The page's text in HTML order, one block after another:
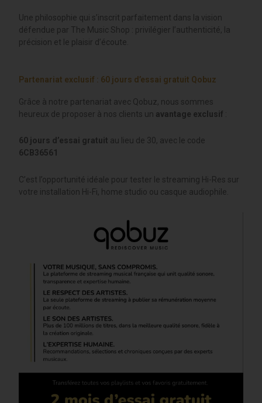
Une philosophie qui s’inscrit parfaitement dans la vision
défendue par The Music Shop : privilégier l’authenticité, la
précision et le plaisir d’écoute.
Partenariat exclusif : 60 jours d’essai gratuit Qobuz
Grâce à notre partenariat avec Qobuz, nous sommes
heureux de proposer à nos clients un avantage exclusif
60 jours d’essai gratuit au lieu de 30, avec le code
6CB36561
C’est l’opportunité idéale pour tester le streaming Hi-Res sur
votre installation Hi-Fi, home studio ou casque audiophile.